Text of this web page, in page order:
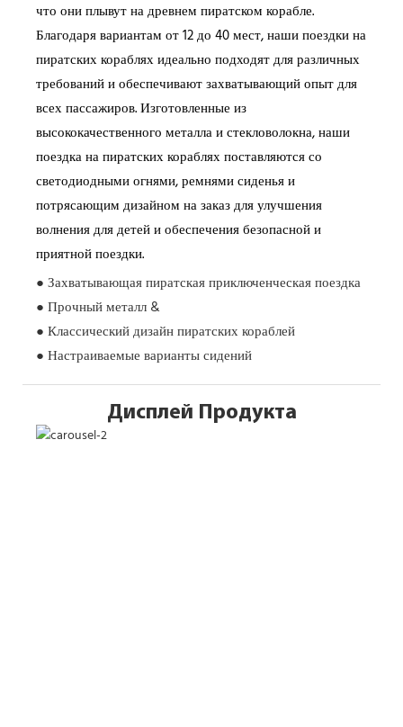
что они плывут на древнем пиратском корабле.
Благодаря вариантам от 12 до 40 мест, наши поездки на
пиратских кораблях идеально подходят для различных
требований и обеспечивают захватывающий опыт для
всех пассажиров. Изготовленные из
высококачественного металла и стекловолокна, наши
поездка на пиратских кораблях поставляются со
светодиодными огнями, ремнями сиденья и
потрясающим дизайном на заказ для улучшения
волнения для детей и обеспечения безопасной и
приятной поездки.
● Захватывающая пиратская приключенческая поездка
● Прочный металл &
● Классический дизайн пиратских кораблей
● Настраиваемые варианты сидений
Дисплей Продукта